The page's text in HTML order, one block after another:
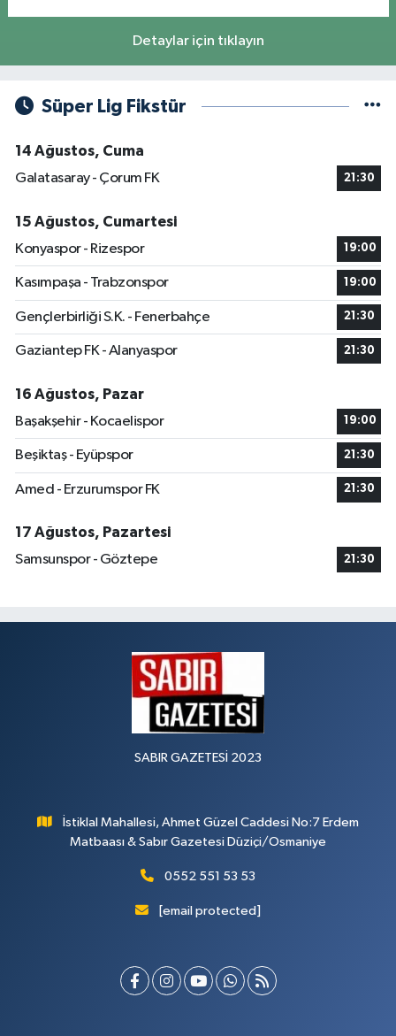
Detaylar için tıklayın
Süper Lig Fikstür
14 Ağustos, Cuma
Galatasaray - Çorum FK
21:30
15 Ağustos, Cumartesi
Konyaspor - Rizespor
19:00
Kasımpaşa - Trabzonspor 19:00
Gençlerbirliği S.K. - Fenerbahçe 21:30
Gaziantep FK - Alanyaspor 21:30
16 Ağustos, Pazar
Başakşehir - Kocaelispor
19:00
Beşiktaş - Eyüpspor 21:30
Amed - Erzurumspor FK 21:30
17 Ağustos, Pazartesi
Samsunspor - Göztepe
21:30
SABIR GAZETESİ 2023
İstiklal Mahallesi, Ahmet Güzel Caddesi No:7 Erdem
Matbaası & Sabır Gazetesi Düziçi/Osmaniye
0552 551 53 53
[email protected]